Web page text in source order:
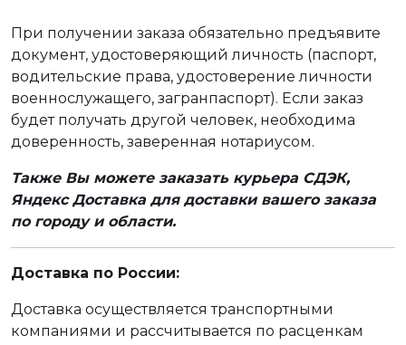
При получении заказа обязательно предъявите
документ, удостоверяющий личность (паспорт,
водительские права, удостоверение личности
военнослужащего, загранпаспорт). Если заказ
будет получать другой человек, необходима
доверенность, заверенная нотариусом.
Также Вы можете заказать курьера СДЭК,
Яндекс Доставка для доставки вашего заказа
по городу и области.
Доставка по России:
Доставка осуществляется транспортными
компаниями и рассчитывается по расценкам